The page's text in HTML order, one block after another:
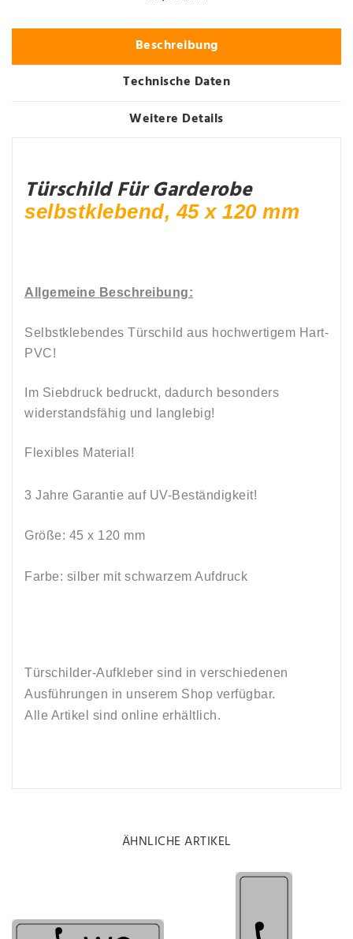
Beschreibung
Technische Daten
Weitere Details
Türschild Für Garderobe
selbstklebend, 45 x 120 mm
Allgemeine Beschreibung:
Selbstklebendes Türschild aus hochwertigem Hart-
PVC!
Im Siebdruck bedruckt, dadurch besonders
widerstandsfähig und langlebig!
Flexibles Material!
3 Jahre Garantie auf UV-Beständigkeit!
Größe: 45 x 120 mm
Farbe: silber mit schwarzem Aufdruck
Türschilder-Aufkleber sind in verschiedenen
Ausführungen in unserem Shop verfügbar.
Alle Artikel sind online erhältlich.
ÄHNLICHE ARTIKEL